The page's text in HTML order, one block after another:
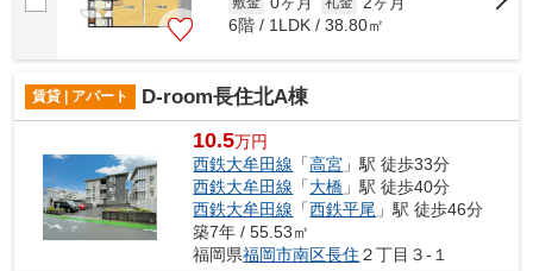
6階 / 1LDK / 38.80㎡
賃貸 | アパート D-room長住北A棟
10.5万円
西鉄大牟田線 「高宮 」駅 徒歩33分
西鉄大牟田線 「大橋 」駅 徒歩40分
西鉄大牟田線 「西鉄平尾 」駅 徒歩46分
築7年 / 55.53㎡
福岡県福岡市南区長住 ２丁目３-１